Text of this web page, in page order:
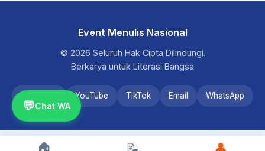
Event Menulis Nasional
© 2026 Seluruh Hak Cipta Dilindungi.
Berkarya untuk Literasi Bangsa
YouTube TikTok Email WhatsApp
💬Chat WA
🏠 📝 👤